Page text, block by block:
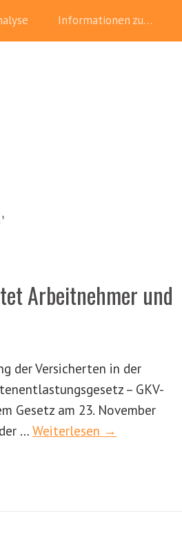
Informationen zu…
’
Arbeitnehmer und
der Versicherten in der
– GKV-
Gesetz am 23. November
… Weiterlesen →